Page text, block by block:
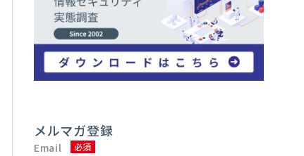
メルマガ登録
Email